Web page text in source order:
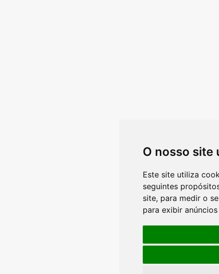
O nosso site
Este site utiliza
seguintes
site, para medir o
para exibir